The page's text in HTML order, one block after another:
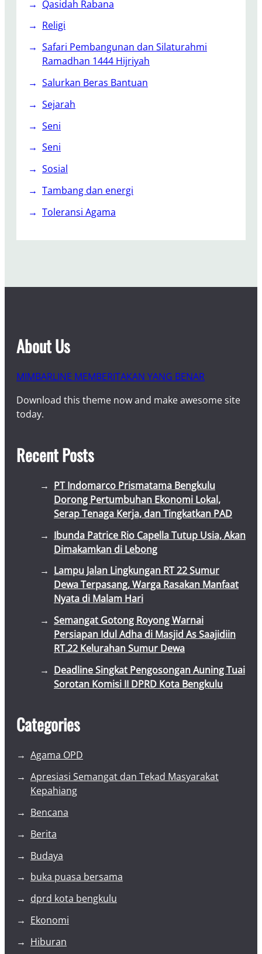
Qasidah Rabana
Religi
Safari Pembangunan dan Silaturahmi
Ramadhan 1444 Hijriyah
Salurkan Beras Bantuan
Sejarah
Seni
Seni
Sosial
Tambang dan energi
Toleransi Agama
About Us
MIMBARLINE MEMBERITAKAN YANG BENAR
Download this theme now and make awesome site
today.
Recent Posts
PT Indomarco Prismatama Bengkulu
Dorong Pertumbuhan Ekonomi Lokal,
Serap Tenaga Kerja, dan Tingkatkan PAD
Ibunda Patrice Rio Capella Tutup Usia, Akan
Dimakamkan di Lebong
Lampu Jalan Lingkungan RT 22 Sumur
Dewa Terpasang, Warga Rasakan Manfaat
Nyata di Malam Hari
Semangat Gotong Royong Warnai
Persiapan Idul Adha di Masjid As Saajidiin
RT.22 Kelurahan Sumur Dewa
Deadline Singkat Pengosongan Auning Tuai
Sorotan Komisi II DPRD Kota Bengkulu
Categories
Agama OPD
Apresiasi Semangat dan Tekad Masyarakat
Kepahiang
Bencana
Berita
Budaya
buka puasa bersama
dprd kota bengkulu
Ekonomi
Hiburan